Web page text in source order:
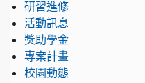
研習進修
活動訊息
獎助學金
專案計畫
校園動態